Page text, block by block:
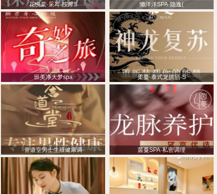
花悦棠·采耳·按摩S 懒洋洋SPA·隐逸(
班美净大梦spa 柔蔓·泰式龙抓筋·S
誉道堂男士生殖健康调 茵蔓SPA·私密调理